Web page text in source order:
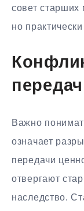
совет старших
но
Важно
означает
передачи
отвергают
наследство.